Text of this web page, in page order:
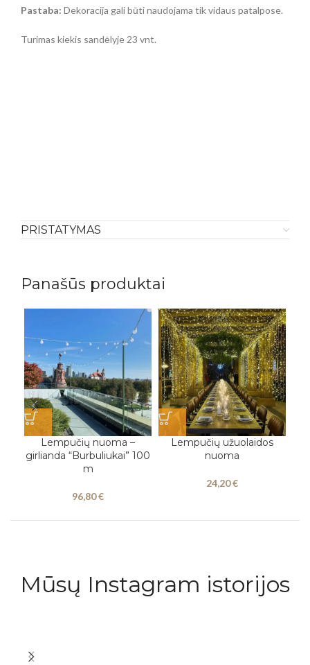
Pastaba: Dekoracija gali būti naudojama tik vidaus patalpose.
Turimas kiekis sandėlyje 23 vnt.
PRISTATYMAS
Panašūs produktai
Lempučių nuoma –
girlianda “Burbuliukai” 100
m
96,80€
Lempučių užuolaidos
nuoma
24,20€
Mūsų Instagram istorijos